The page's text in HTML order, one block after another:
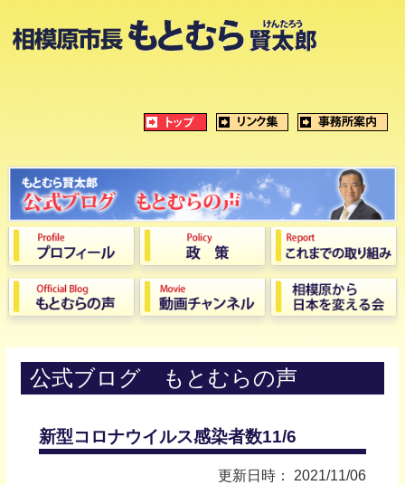
公式ブログ もとむらの声
新型コロナウイルス感染者数11/6
更新日時： 2021/11/06